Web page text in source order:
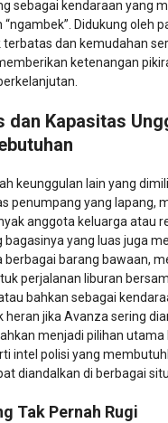
sebagai kendaraan yang
Didukung oleh
terbatas dan kemudahan
ketenangan
dan Kapasitas
keunggulan lain yang
penumpang yang lapang,
anggota keluarga atau
bagasinya yang luas juga
barang bawaan,
perjalanan liburan
bahkan sebagai
heran jika Avanza sering
menjadi pilihan utama
intel polisi yang
diandalkan di berbagai
Tak Pernah Rugi